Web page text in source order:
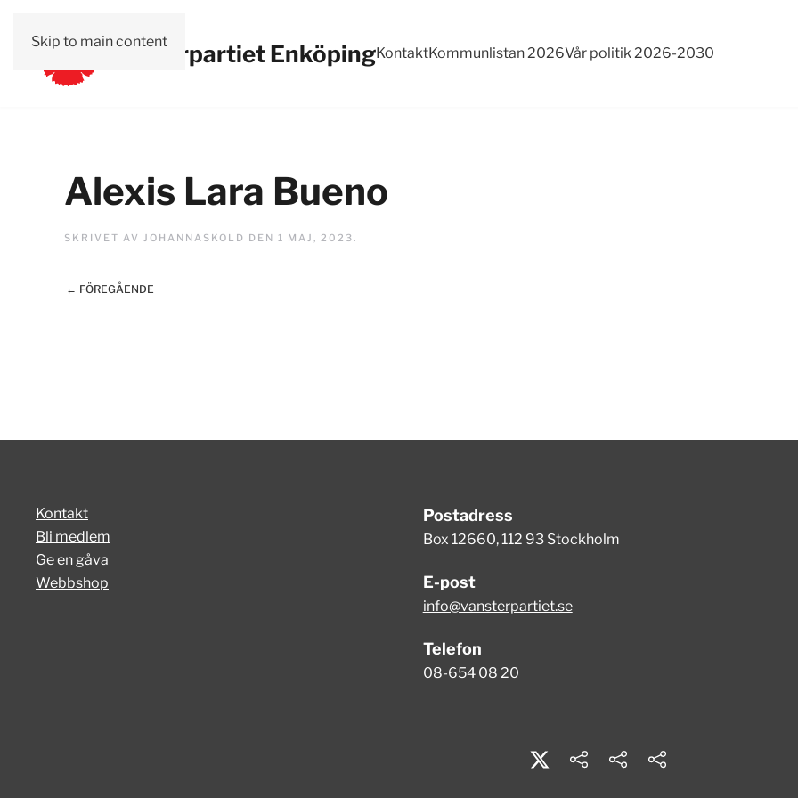
Skip to main contentVänsterpartiet EnköpingKontaktKommunlistan 2026Vår politik 2026-2030
Alexis Lara Bueno
SKRIVET AV JOHANNASKOLD DEN 1 MAJ, 2023.
← FÖREGÅENDE
Kontakt
Bli medlem
Ge en gåva
Webbshop
Postadress
Box 12660, 112 93 Stockholm
E-post
info@vansterpartiet.se
Telefon
08-654 08 20